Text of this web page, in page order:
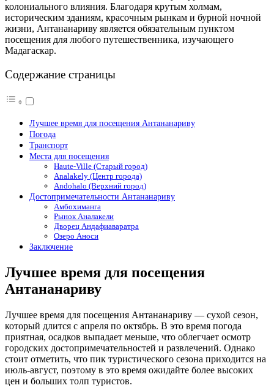
колониального влияния. Благодаря крутым холмам,
историческим зданиям, красочным рынкам и бурной ночной
жизни, Антананариву является обязательным пунктом
посещения для любого путешественника, изучающего
Мадагаскар.
Содержание страницы
Лучшее время для посещения Антананариву
Погода
Транспорт
Места для посещения
Haute-Ville (Старый город)
Analakely (Центр города)
Andohalo (Верхний город)
Достопримечательности Антананариву
Амбохиманга
Рынок Аналакели
Дворец Андафиаваратра
Озеро Аноси
Заключение
Лучшее время для посещения
Антананариву
Лучшее время для посещения Антананариву — сухой сезон,
который длится с апреля по октябрь. В это время погода
приятная, осадков выпадает меньше, что облегчает осмотр
городских достопримечательностей и развлечений. Однако
стоит отметить, что пик туристического сезона приходится на
июль-август, поэтому в это время ожидайте более высоких
цен и больших толп туристов.